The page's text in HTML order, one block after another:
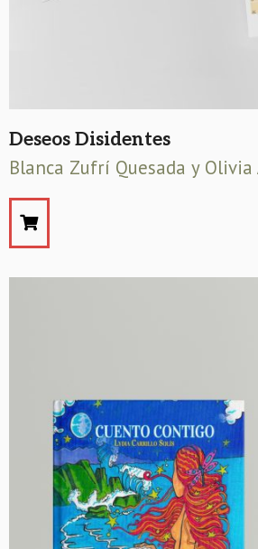
Deseos Disidentes
Blanca Zufrí Quesada y Olivia